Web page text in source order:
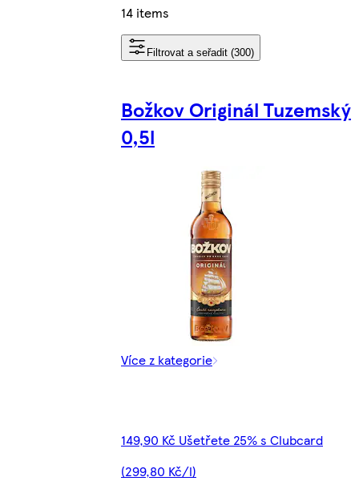
14 items
Filtrovat a seřadit (300)
Božkov Originál Tuzemský
0,5l
Více z kategorie
149,90 Kč Ušetřete 25% s Clubcard
(299,80 Kč/l)